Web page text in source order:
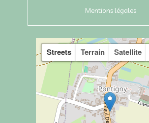
Mentions légales
Streets Terrain Satellite